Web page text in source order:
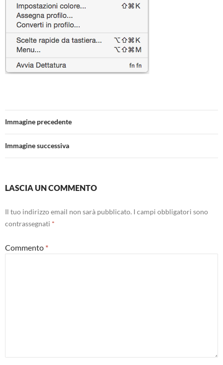
Immagine precedente
Immagine successiva
LASCIA UN COMMENTO
Il tuo indirizzo email non sarà pubblicato. I campi obbligatori sono
contrassegnati *
Commento *